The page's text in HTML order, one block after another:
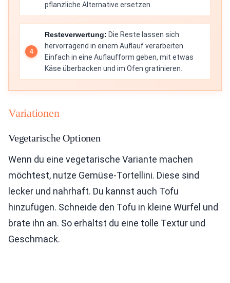
pflanzliche Alternative ersetzen.
Resteverwertung: Die Reste lassen sich
hervorragend in einem Auflauf verarbeiten.
Einfach in eine Auflaufform geben, mit etwas
Käse überbacken und im Ofen gratinieren.
Variationen
Vegetarische Optionen
Wenn du eine vegetarische Variante machen
möchtest, nutze Gemüse-Tortellini. Diese sind
lecker und nahrhaft. Du kannst auch Tofu
hinzufügen. Schneide den Tofu in kleine Würfel und
brate ihn an. So erhältst du eine tolle Textur und
Geschmack.